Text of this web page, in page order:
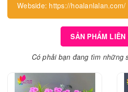
Webside: https://hoalanlalan.com/
SẢN PHẨM LIÊN
Có phải bạn đang tìm những